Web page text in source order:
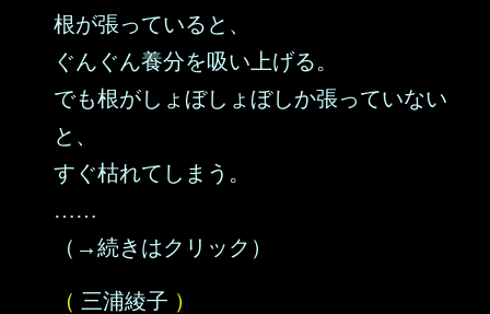
根が張っていると、
ぐんぐん養分を吸い上げる。
でも根がしょぼしょぼしか張っていない
と、
すぐ枯れてしまう。
……
（→続きはクリック）
（ 三浦綾子 ）